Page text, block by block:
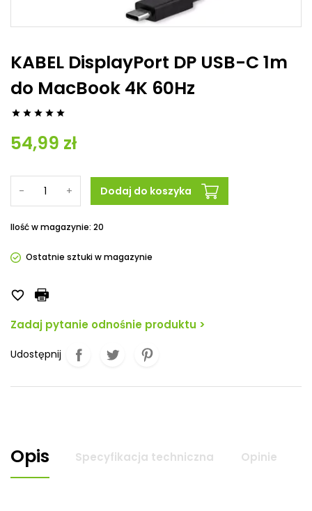
KABEL DisplayPort DP USB-C 1m
do MacBook 4K 60Hz
    
54,99 zł
- + Dodaj do koszyka
Ilość w magazynie: 20
Ostatnie sztuki w magazynie

Zadaj pytanie odnośnie produktu >
Udostępnij
Opis Specyfikacja techniczna Opinie